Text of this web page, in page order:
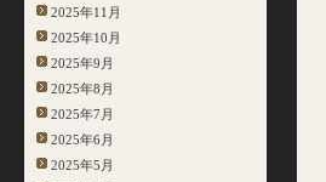
2025年11月
2025年10月
2025年9月
2025年8月
2025年7月
2025年6月
2025年5月